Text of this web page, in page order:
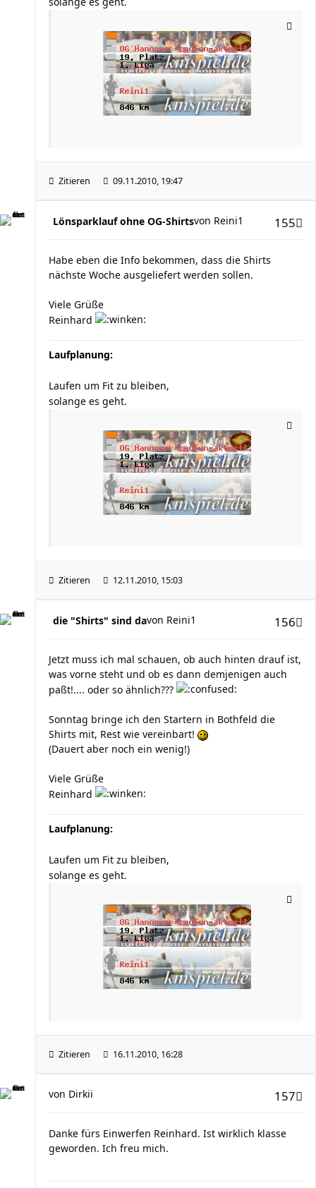
Zitieren 09.11.2010, 19:47
Lönsparklauf ohne OG-Shirts 155
von Reini1
Habe eben die Info bekommen, dass die Shirts
nächste Woche ausgeliefert werden sollen.
Viele Grüße
Reinhard
Laufplanung:
Laufen um Fit zu bleiben,
solange es geht.
Zitieren 12.11.2010, 15:03
die "Shirts" sind da 156
von Reini1
Jetzt muss ich mal schauen, ob auch hinten drauf ist,
was vorne steht und ob es dann demjenigen auch
paßt!.... oder so ähnlich???
Sonntag bringe ich den Startern in Bothfeld die
Shirts mit, Rest wie vereinbart!
(Dauert aber noch ein wenig!)
Viele Grüße
Reinhard
Laufplanung:
Laufen um Fit zu bleiben,
solange es geht.
Zitieren 16.11.2010, 16:28
157
von Dirkii
Danke fürs Einwerfen Reinhard. Ist wirklich klasse
geworden. Ich freu mich.